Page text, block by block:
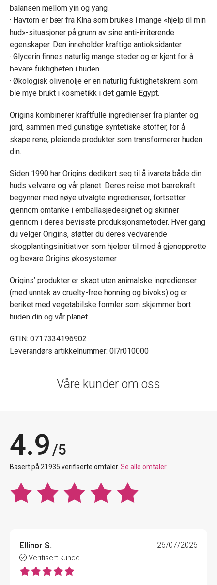
balansen mellom yin og yang.
· Havtorn er bær fra Kina som brukes i mange «hjelp til min
hud»-situasjoner på grunn av sine anti-irriterende
egenskaper. Den inneholder kraftige antioksidanter.
· Glycerin finnes naturlig mange steder og er kjent for å
bevare fuktigheten i huden.
· Økologisk olivenolje er en naturlig fuktighetskrem som
ble mye brukt i kosmetikk i det gamle Egypt.
Origins kombinerer kraftfulle ingredienser fra planter og
jord, sammen med gunstige syntetiske stoffer, for å
skape rene, pleiende produkter som transformerer huden
din.
Siden 1990 har Origins dedikert seg til å ivareta både din
huds velvære og vår planet. Deres reise mot bærekraft
begynner med nøye utvalgte ingredienser, fortsetter
gjennom omtanke i emballasjedesignet og skinner
gjennom i deres bevisste produksjonsmetoder. Hver gang
du velger Origins, støtter du deres vedvarende
skogplantingsinitiativer som hjelper til med å gjenopprette
og bevare Origins økosystemer.
Origins’ produkter er skapt uten animalske ingredienser
(med unntak av cruelty-free honning og bivoks) og er
beriket med vegetabilske formler som skjemmer bort
huden din og vår planet.
GTIN: 0717334196902
Leverandørs artikkelnummer: 0l7r010000
Våre kunder om oss
4.9 /5
Basert på 21935 verifiserte omtaler. Se alle omtaler.
Ellinor S.
Verifisert kunde
26/07/2026